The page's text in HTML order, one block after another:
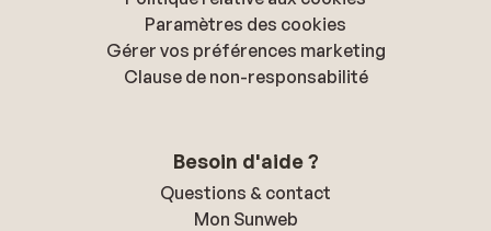
Paramètres des cookies
Gérer vos préférences marketing
Clause de non-responsabilité
Besoin d'aide ?
Questions & contact
Mon Sunweb